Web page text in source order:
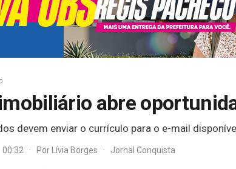
abre
devem enviar o currículo para o e-mail
00:32 · PorLívia Borges · Jornal Conquista